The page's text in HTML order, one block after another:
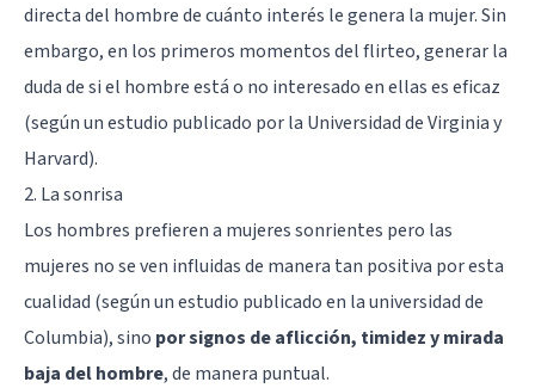
directa del hombre de cuánto interés le genera la mujer. Sin
embargo, en los primeros momentos del flirteo, generar la
duda de si el hombre está o no interesado en ellas es eficaz
(según un estudio publicado por la Universidad de Virginia y
Harvard).
2. La sonrisa
Los hombres prefieren a mujeres sonrientes pero las
mujeres no se ven influidas de manera tan positiva por esta
cualidad (según un estudio publicado en la universidad de
Columbia), sino por signos de aflicción, timidez y mirada
baja del hombre, de manera puntual.